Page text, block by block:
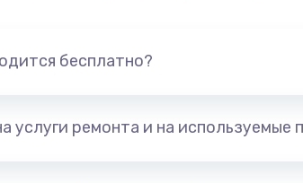
бесплатно?
услуги ремонта и на